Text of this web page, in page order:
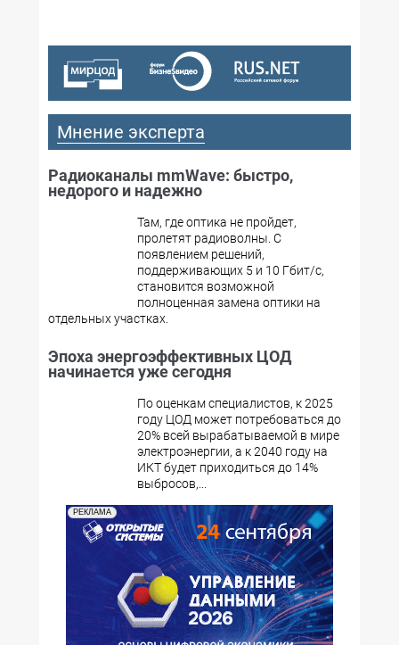
Мнение эксперта
Радиоканалы mmWave: быстро,
недорого и надежно
Там, где оптика не пройдет,
пролетят радиоволны. С
появлением решений,
поддерживающих 5 и 10 Гбит/с,
становится возможной
полноценная замена оптики на
отдельных участках.
Эпоха энергоэффективных ЦОД
начинается уже сегодня
По оценкам специалистов, к 2025
году ЦОД может потребоваться до
20% всей вырабатываемой в мире
электроэнергии, а к 2040 году на
ИКТ будет приходиться до 14%
выбросов,...
РЕКЛАМА